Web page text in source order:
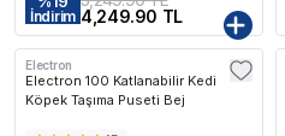
İndirim 4,249.90 TL
Electron
Electron 100 Katlanabilir Kedi
Köpek Taşıma Puseti Bej